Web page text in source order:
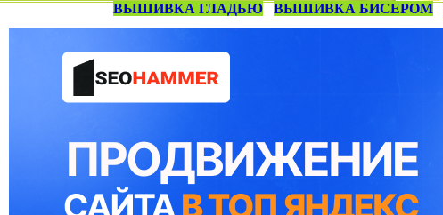
ВЫШИВКА ГЛАДЬЮ ВЫШИВКА БИСЕРОМ